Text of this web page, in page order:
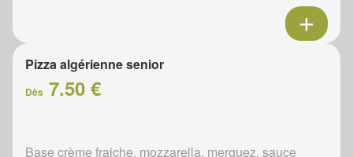
Pizza algérienne senior
Dès 7.50 €
Base crème fraiche, mozzarella, merguez, sauce